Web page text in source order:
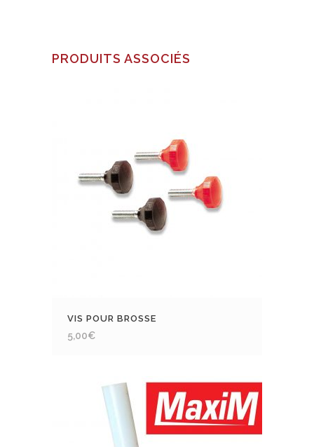
PRODUITS ASSOCIÉS
VIS POUR BROSSE
5,00€